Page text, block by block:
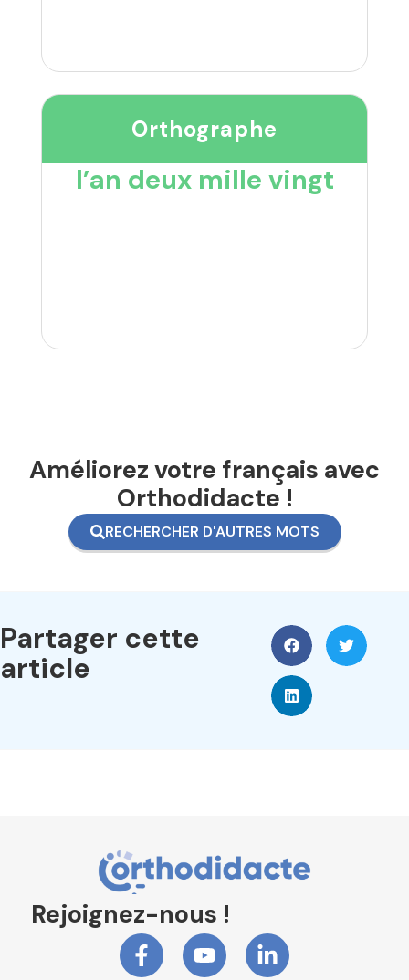
Orthographe
l’an deux mille vingt
Améliorez votre français avec
Orthodidacte !
RECHERCHER D'AUTRES MOTS
Partager cette
article
Rejoignez-nous !